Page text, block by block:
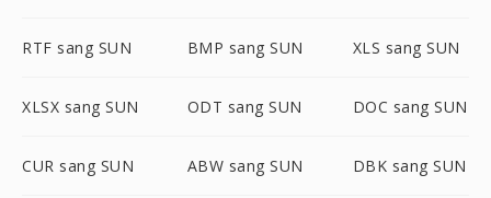
RTF sang SUN BMP sang SUN XLS sang SUN
XLSX sang SUN ODT sang SUN DOC sang SUN
CUR sang SUN ABW sang SUN DBK sang SUN